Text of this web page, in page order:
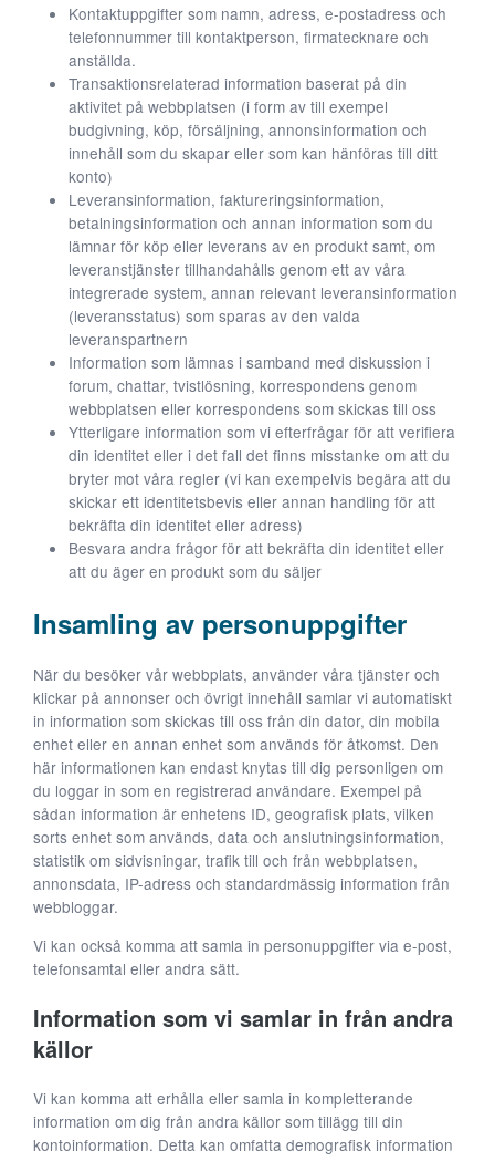
Kontaktuppgifter som namn, adress, e-postadress och
telefonnummer till kontaktperson, firmatecknare och
anställda.
Transaktionsrelaterad information baserat på din
aktivitet på webbplatsen (i form av till exempel
budgivning, köp, försäljning, annonsinformation och
innehåll som du skapar eller som kan hänföras till ditt
konto)
Leveransinformation, faktureringsinformation,
betalningsinformation och annan information som du
lämnar för köp eller leverans av en produkt samt, om
leveranstjänster tillhandahålls genom ett av våra
integrerade system, annan relevant leveransinformation
(leveransstatus) som sparas av den valda
leveranspartnern
Information som lämnas i samband med diskussion i
forum, chattar, tvistlösning, korrespondens genom
webbplatsen eller korrespondens som skickas till oss
Ytterligare information som vi efterfrågar för att verifiera
din identitet eller i det fall det finns misstanke om att du
bryter mot våra regler (vi kan exempelvis begära att du
skickar ett identitetsbevis eller annan handling för att
bekräfta din identitet eller adress)
Besvara andra frågor för att bekräfta din identitet eller
att du äger en produkt som du säljer
Insamling av personuppgifter
När du besöker vår webbplats, använder våra tjänster och
klickar på annonser och övrigt innehåll samlar vi automatiskt
in information som skickas till oss från din dator, din mobila
enhet eller en annan enhet som används för åtkomst. Den
här informationen kan endast knytas till dig personligen om
du loggar in som en registrerad användare. Exempel på
sådan information är enhetens ID, geografisk plats, vilken
sorts enhet som används, data och anslutningsinformation,
statistik om sidvisningar, trafik till och från webbplatsen,
annonsdata, IP-adress och standardmässig information från
webbloggar.
Vi kan också komma att samla in personuppgifter via e-post,
telefonsamtal eller andra sätt.
Information som vi samlar in från andra
källor
Vi kan komma att erhålla eller samla in kompletterande
information om dig från andra källor som tillägg till din
kontoinformation. Detta kan omfatta demografisk information